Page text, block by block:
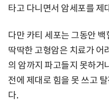
타고 다니면서 암세포를 제
다만 카티 세포는 그동안
딱딱한 고형암은 치료가 어
의 암까지 파고들지 못하거
전에 제대로 힘을 못 쓰고
다.